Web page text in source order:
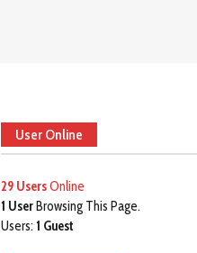
User Online
29 UsersOnline
1 UserBrowsing This Page.
Users: 1 Guest